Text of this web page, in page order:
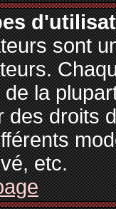
sont
la
des droits
etc.